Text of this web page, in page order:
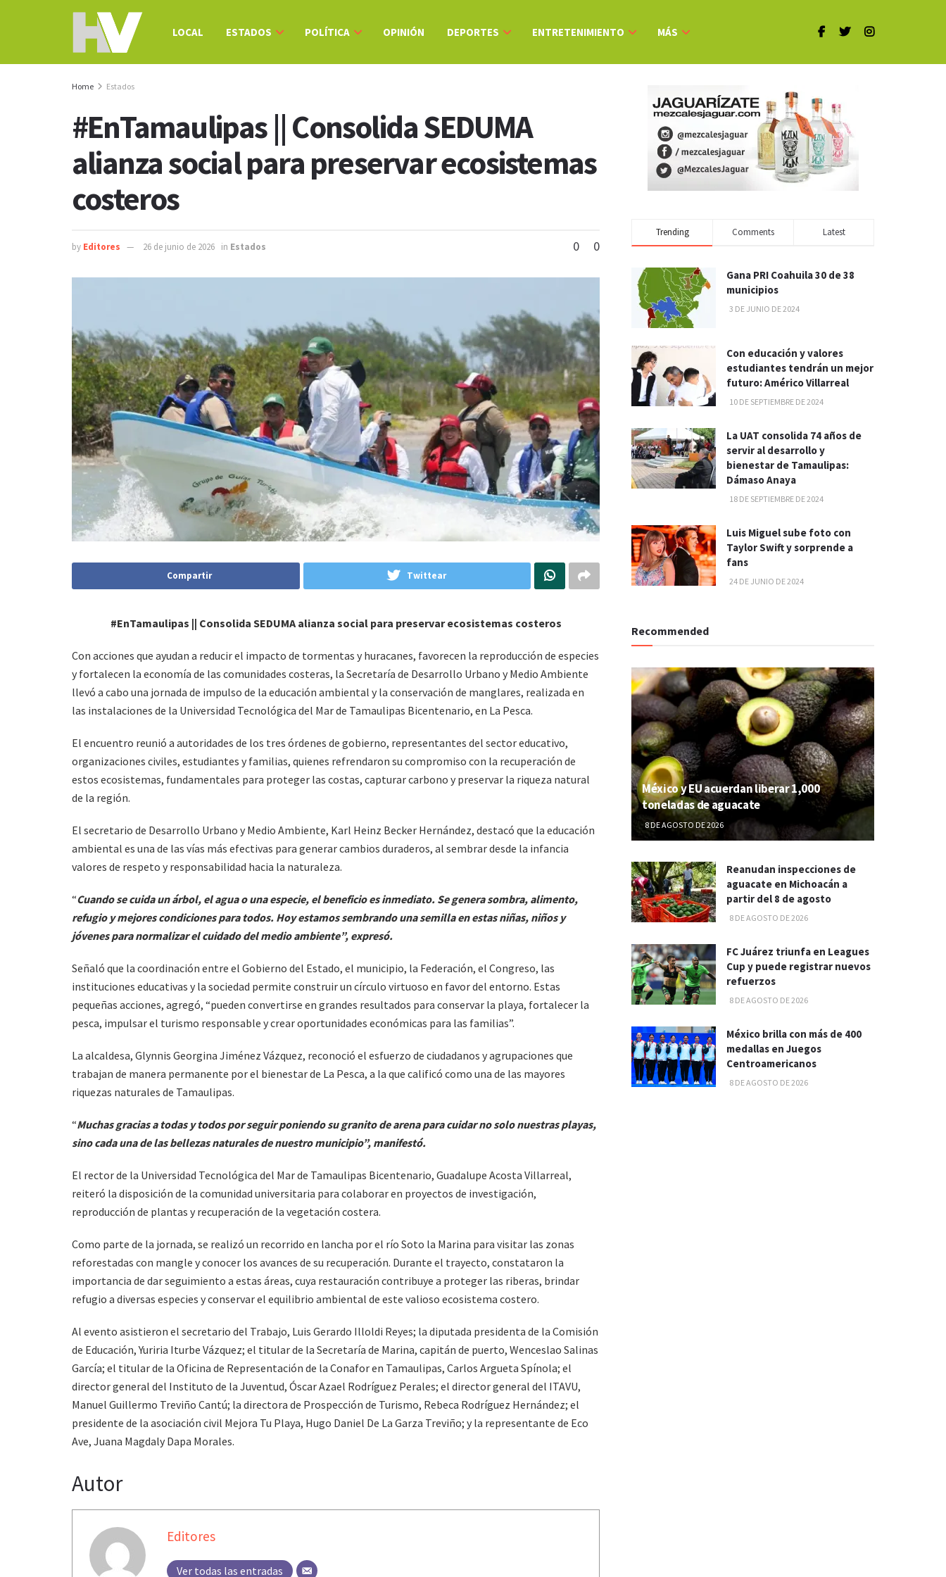
LOCAL ESTADOS POLÍTICA OPINIÓN DEPORTES ENTRETENIMIENTO MÁS
Home Estados
#EnTamaulipas || Consolida SEDUMA
alianza social para preservar ecosistemas
costeros
by Editores 26 de junio de 2026 in Estados 0 0
Compartir Twittear
#EnTamaulipas || Consolida SEDUMA alianza social para preservar ecosistemas costeros
Con acciones que ayudan a reducir el impacto de tormentas y huracanes, favorecen la reproducción de especies
y fortalecen la economía de las comunidades costeras, la Secretaría de Desarrollo Urbano y Medio Ambiente
llevó a cabo una jornada de impulso de la educación ambiental y la conservación de manglares, realizada en
las instalaciones de la Universidad Tecnológica del Mar de Tamaulipas Bicentenario, en La Pesca.
El encuentro reunió a autoridades de los tres órdenes de gobierno, representantes del sector educativo,
organizaciones civiles, estudiantes y familias, quienes refrendaron su compromiso con la recuperación de
estos ecosistemas, fundamentales para proteger las costas, capturar carbono y preservar la riqueza natural
de la región.
El secretario de Desarrollo Urbano y Medio Ambiente, Karl Heinz Becker Hernández, destacó que la educación
ambiental es una de las vías más efectivas para generar cambios duraderos, al sembrar desde la infancia
valores de respeto y responsabilidad hacia la naturaleza.
“Cuando se cuida un árbol, el agua o una especie, el beneficio es inmediato. Se genera sombra, alimento,
refugio y mejores condiciones para todos. Hoy estamos sembrando una semilla en estas niñas, niños y
jóvenes para normalizar el cuidado del medio ambiente”, expresó.
Señaló que la coordinación entre el Gobierno del Estado, el municipio, la Federación, el Congreso, las
instituciones educativas y la sociedad permite construir un círculo virtuoso en favor del entorno. Estas
pequeñas acciones, agregó, “pueden convertirse en grandes resultados para conservar la playa, fortalecer la
pesca, impulsar el turismo responsable y crear oportunidades económicas para las familias”.
La alcaldesa, Glynnis Georgina Jiménez Vázquez, reconoció el esfuerzo de ciudadanos y agrupaciones que
trabajan de manera permanente por el bienestar de La Pesca, a la que calificó como una de las mayores
riquezas naturales de Tamaulipas.
“Muchas gracias a todas y todos por seguir poniendo su granito de arena para cuidar no solo nuestras playas,
sino cada una de las bellezas naturales de nuestro municipio”, manifestó.
El rector de la Universidad Tecnológica del Mar de Tamaulipas Bicentenario, Guadalupe Acosta Villarreal,
reiteró la disposición de la comunidad universitaria para colaborar en proyectos de investigación,
reproducción de plantas y recuperación de la vegetación costera.
Como parte de la jornada, se realizó un recorrido en lancha por el río Soto la Marina para visitar las zonas
reforestadas con mangle y conocer los avances de su recuperación. Durante el trayecto, constataron la
importancia de dar seguimiento a estas áreas, cuya restauración contribuye a proteger las riberas, brindar
refugio a diversas especies y conservar el equilibrio ambiental de este valioso ecosistema costero.
Al evento asistieron el secretario del Trabajo, Luis Gerardo Illoldi Reyes; la diputada presidenta de la Comisión
de Educación, Yuriria Iturbe Vázquez; el titular de la Secretaría de Marina, capitán de puerto, Wenceslao Salinas
García; el titular de la Oficina de Representación de la Conafor en Tamaulipas, Carlos Argueta Spínola; el
director general del Instituto de la Juventud, Óscar Azael Rodríguez Perales; el director general del ITAVU,
Manuel Guillermo Treviño Cantú; la directora de Prospección de Turismo, Rebeca Rodríguez Hernández; el
presidente de la asociación civil Mejora Tu Playa, Hugo Daniel De La Garza Treviño; y la representante de Eco
Ave, Juana Magdaly Dapa Morales.
Autor
Editores
Ver todas las entradas
Trending Comments Latest
Gana PRI Coahuila 30 de 38
municipios
3 DE JUNIO DE 2024
Con educación y valores
estudiantes tendrán un mejor
futuro: Américo Villarreal
10 DE SEPTIEMBRE DE 2024
La UAT consolida 74 años de
servir al desarrollo y
bienestar de Tamaulipas:
Dámaso Anaya
18 DE SEPTIEMBRE DE 2024
Luis Miguel sube foto con
Taylor Swift y sorprende a
fans
24 DE JUNIO DE 2024
Recommended
México y EU acuerdan liberar 1,000
toneladas de aguacate
8 DE AGOSTO DE 2026
Reanudan inspecciones de
aguacate en Michoacán a
partir del 8 de agosto
8 DE AGOSTO DE 2026
FC Juárez triunfa en Leagues
Cup y puede registrar nuevos
refuerzos
8 DE AGOSTO DE 2026
México brilla con más de 400
medallas en Juegos
Centroamericanos
8 DE AGOSTO DE 2026